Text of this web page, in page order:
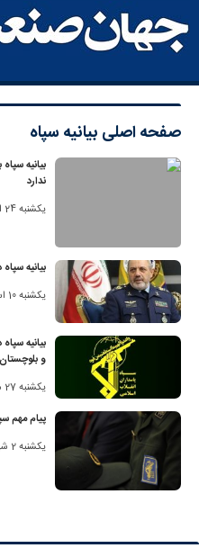
صفحه اصلی بیانیه سپاه
بیانیه
ندارد
یکشنبه 24 اسفند 1404
بیانیه
یکشنبه 10 اسفند 1404
بیانیه
و
یکشنبه 27 مهر 1404
پیام مهم
یکشنبه 2 شهریور 1404